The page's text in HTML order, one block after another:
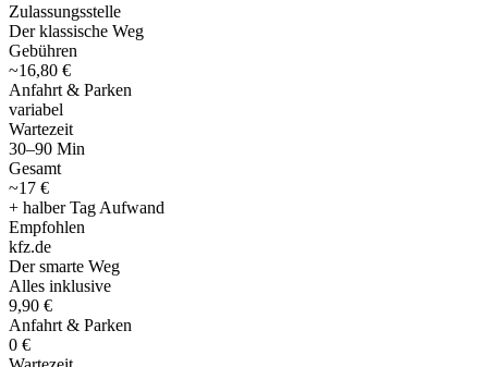
Zulassungsstelle
Der klassische Weg
Gebühren
~16,80 €
Anfahrt & Parken
variabel
Wartezeit
30–90 Min
Gesamt
~17 €
+ halber Tag Aufwand
Empfohlen
kfz.de
Der smarte Weg
Alles inklusive
9,90 €
Anfahrt & Parken
0 €